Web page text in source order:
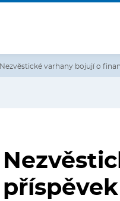
Nezvěstické varhany bojují o
příspěvek